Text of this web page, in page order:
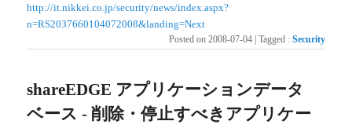
http://it.nikkei.co.jp/security/news/index.aspx?
n=RS2037660104072008&landing=Next
Posted on 2008-07-04 Tagged : Security
shareEDGE アプリケーションデータ
ベース - 削除・停止すべきアプリケー